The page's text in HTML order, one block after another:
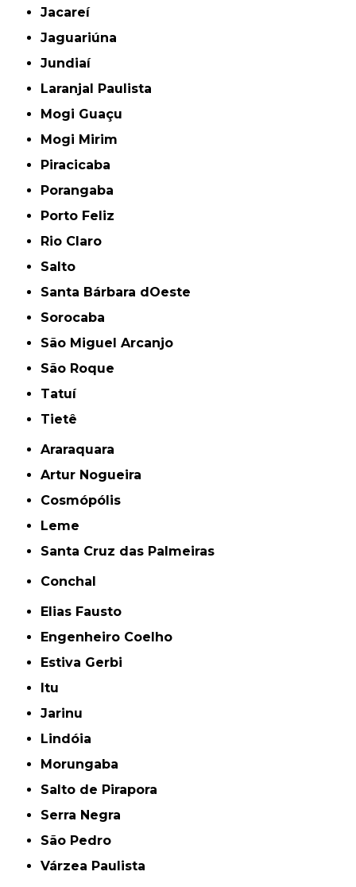
Jacareí
Jaguariúna
Jundiaí
Laranjal Paulista
Mogi Guaçu
Mogi Mirim
Piracicaba
Porangaba
Porto Feliz
Rio Claro
Salto
Santa Bárbara dOeste
Sorocaba
São Miguel Arcanjo
São Roque
Tatuí
Tietê
Araraquara
Artur Nogueira
Cosmópólis
Leme
Santa Cruz das Palmeiras
Conchal
Elias Fausto
Engenheiro Coelho
Estiva Gerbi
Itu
Jarinu
Lindóia
Morungaba
Salto de Pirapora
Serra Negra
São Pedro
Várzea Paulista